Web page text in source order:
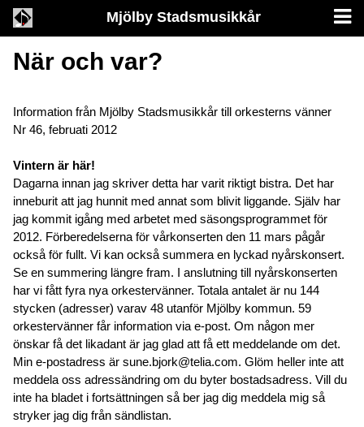
Mjölby Stadsmusikkår
När och var?
Information från Mjölby Stadsmusikkår till orkesterns vänner
Nr 46, februati 2012
Vintern är här!
Dagarna innan jag skriver detta har varit riktigt bistra. Det har
inneburit att jag hunnit med annat som blivit liggande. Själv har
jag kommit igång med arbetet med säsongsprogrammet för
2012. Förberedelserna för vårkonserten den 11 mars pågår
också för fullt. Vi kan också summera en lyckad nyårskonsert.
Se en summering längre fram. I anslutning till nyårskonserten
har vi fått fyra nya orkestervänner. Totala antalet är nu 144
stycken (adresser) varav 48 utanför Mjölby kommun. 59
orkestervänner får information via e-post. Om någon mer
önskar få det likadant är jag glad att få ett meddelande om det.
Min e-postadress är sune.bjork@telia.com. Glöm heller inte att
meddela oss adressändring om du byter bostadsadress. Vill du
inte ha bladet i fortsättningen så ber jag dig meddela mig så
stryker jag dig från sändlistan.